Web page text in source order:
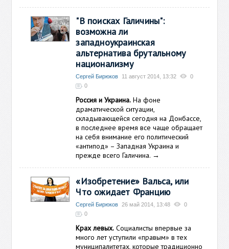
"В поисках Галичины":
возможна ли
западноукраинская
альтернатива брутальному
национализму
Сергей Бирюков 11 август 2014, 13:32
0
0
Россия и Украина. На фоне
драматической ситуации,
складывающейся сегодня на Донбассе,
в последнее время все чаще обращает
на себя внимание его политический
«антипод» – Западная Украина и
прежде всего Галичина. →
«Изобретение» Вальса, или
Что ожидает Францию
Сергей Бирюков 26 май 2014, 13:48
0
0
Крах левых. Социалисты впервые за
много лет уступили «правым» в тех
муниципалитетах, которые традиционно